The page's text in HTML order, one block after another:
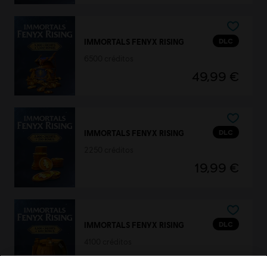
DLC
IMMORTALS FENYX RISING
49,99 €
DLC
IMMORTALS FENYX RISING
19,99 €
DLC
IMMORTALS FENYX RISING